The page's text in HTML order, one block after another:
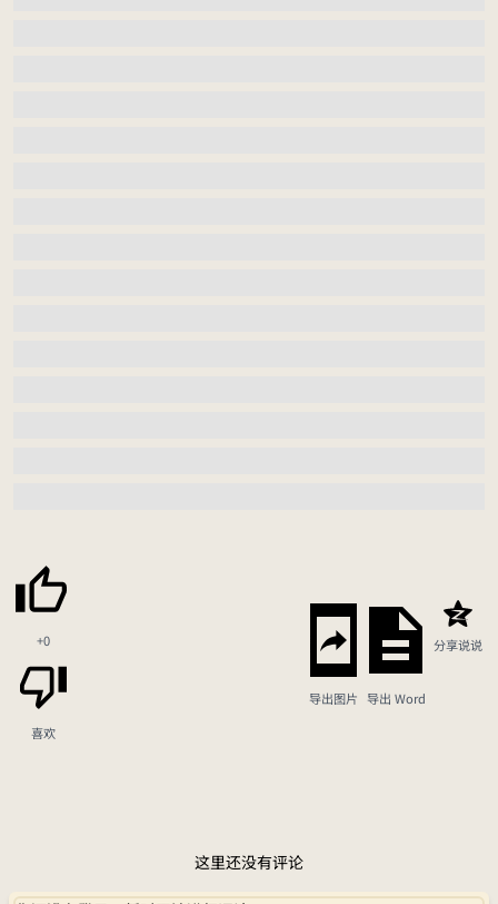
+0
喜欢
导出图片 导出 Word
分享说说
这里还没有评论